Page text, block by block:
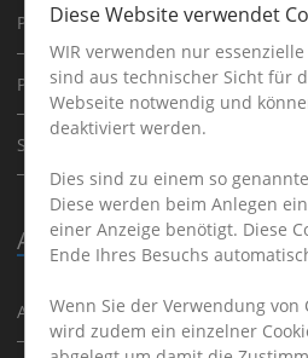
Physiotherapeut
Psychoherapeut
Sporttherapeut
Ausbildung
Ausbildung
Diese Website verwendet
WIR verwenden nur essenzielle
sind aus technischer Sicht für
Webseite notwendig und
deaktiviert werden.
Dies sind zu einem so genannte
Diese werden beim Anlegen
einer Anzeige benötigt. Diese
Ende Ihres Besuchs
Wenn Sie der Verwendung von
wird zudem ein einzelner